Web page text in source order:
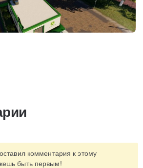
комментария к этому
быть первым!